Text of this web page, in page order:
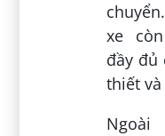
xe
đầy đủ
thiết